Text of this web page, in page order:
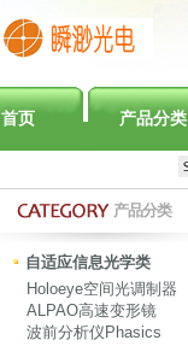
首页 产品分类
产品分类
自适应信息光学类
Holoeye空间光调制器
ALPAO高速变形镜
波前分析仪Phasics